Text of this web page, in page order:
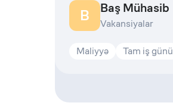
B Baş Mühasib
Vakansiyalar
Maliyyə Tam iş günü